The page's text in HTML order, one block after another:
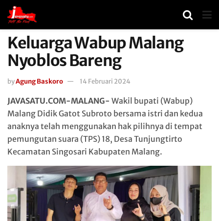
Keluarga Wabup Malang
Nyoblos Bareng
byAgung Baskoro 14 Februari 2024
JAVASATU.COM-MALANG- Wakil bupati (Wabup)
Malang Didik Gatot Subroto bersama istri dan kedua
anaknya telah menggunakan hak pilihnya di tempat
pemungutan suara (TPS) 18, Desa Tunjungtirto
Kecamatan Singosari Kabupaten Malang.